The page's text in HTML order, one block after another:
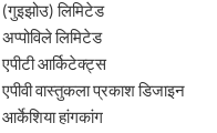
(गुइझोउ) लिमिटेड
अप्पोविले लिमिटेड
एपीटी आर्किटेक्ट्स
एपीवी वास्तुकला प्रकाश डिजाइन
आर्केशिया हांगकांग